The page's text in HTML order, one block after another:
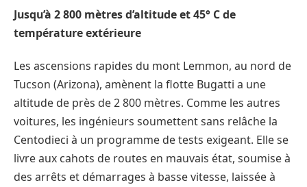
Jusqu’à 2 800 mètres d’altitude et 45° C de
température extérieure
Les ascensions rapides du mont Lemmon, au nord de
Tucson (Arizona), amènent la flotte Bugatti a une
altitude de près de 2 800 mètres. Comme les autres
voitures, les ingénieurs soumettent sans relâche la
Centodieci à un programme de tests exigeant. Elle se
livre aux cahots de routes en mauvais état, soumise à
des arrêts et démarrages à basse vitesse, laissée à